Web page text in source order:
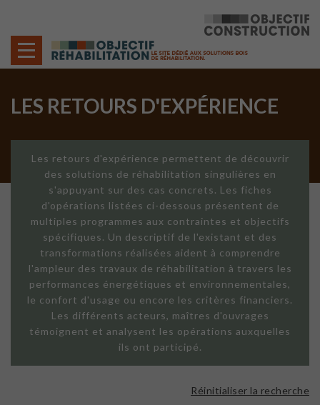
LES RETOURS D'EXPÉRIENCE
Les retours d'expérience permettent de découvrir
des solutions de réhabilitation singulières en
s'appuyant sur des cas concrets. Les fiches
d'opérations listées ci-dessous présentent de
multiples programmes aux contraintes et objectifs
spécifiques. Un descriptif de l'existant et des
transformations réalisées aident à comprendre
l'ampleur des travaux de réhabilitation à travers les
performances énergétiques et environnementales,
le confort d'usage ou encore les critères financiers.
Les différents acteurs, maîtres d'ouvrages
témoignent et analysent les opérations auxquelles
ils ont participé.
Réinitialiser la recherche
FAÇADE SUR
ISOLATION